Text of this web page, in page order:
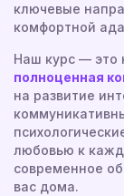
ключевые
комфортной
Наш курс — это
полноценная
на развитие
любовью к
современное
вас дома.